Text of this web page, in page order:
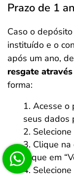
Prazo de 1
Caso o
instituído e o
após um ano,
resgate
forma:
Acesse o
seus dados
Clique na
clique em